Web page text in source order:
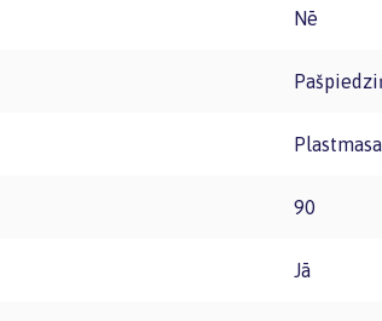
Nē
Plastmasa
90
Jā